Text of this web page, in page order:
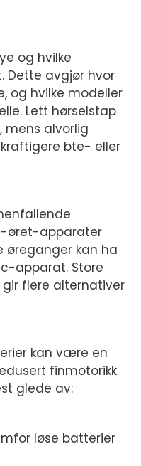
og hvilke
Dette avgjør hvor
og hvilke modeller
Lett hørselstap
alvorlig
bte- eller
øret-apparater
øreganger kan ha
apparat. Store
flere alternativer
kan være en
finmotorikk
glede av:
løse batterier